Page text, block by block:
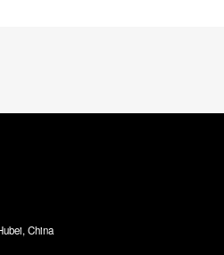
China